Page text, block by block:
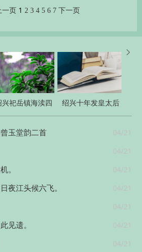
一页 1 2 3 4 5 6 7 下一页

兴祀岳镇海渎四
十三首
绍兴十年发皇太后
册宝八首
04/21
玉堂韵二首
04/21
04/21
。
04/21
夜江头候六飞。
04/21
04/21
见遗。
04/21